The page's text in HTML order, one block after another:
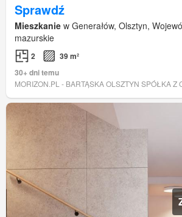
Sprawdź
Mieszkanie w Generałów, Olsztyn,
mazurskie
2
39 m²
30+ dni temu